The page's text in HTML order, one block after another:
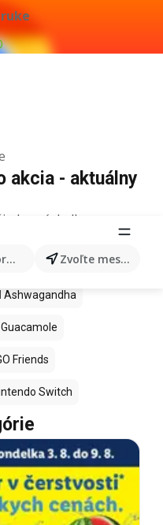
produkty... Zvoľte mesto
akcia - aktuálny
výsledky.
Ashwagandha
Guacamole
Friends
Switch